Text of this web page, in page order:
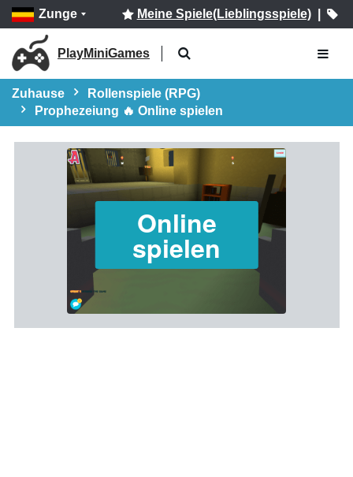
Zunge Meine Spiele(Lieblingsspiele)|
PlayMiniGames
Zuhause
Rollenspiele (RPG)
Prophezeiung 🔥 Online spielen
Online
spielen